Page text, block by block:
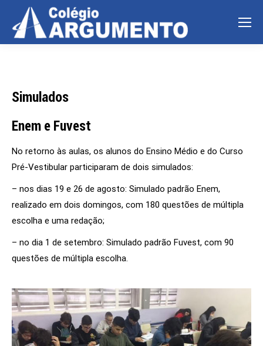
Simulados
Enem e Fuvest
No retorno às aulas, os alunos do Ensino Médio e do Curso
Pré-Vestibular participaram de dois simulados:
– nos dias 19 e 26 de agosto: Simulado padrão Enem,
realizado em dois domingos, com 180 questões de múltipla
escolha e uma redação;
– no dia 1 de setembro: Simulado padrão Fuvest, com 90
questões de múltipla escolha.